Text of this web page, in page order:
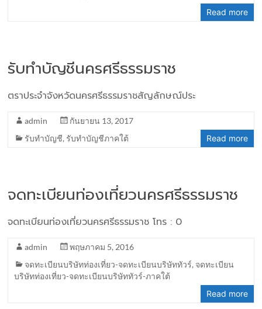
Read more
รับทำบัญชีนครศรีธรรมราช
ตราประจำจังหวัดนครศรีธรรมราชสัญลักษณ์ประ
admin
กันยายน 13, 2017
รับทำบัญชี, รับทำบัญชีภาคใต้ Read more
จดทะเบียนท่องเที่ยวนครศรีธรรมราช
จดทะเบียนท่องเที่ยวนครศรีธรรมราช โทร : 0
admin
พฤษภาคม 5, 2016
จดทะเบียนบริษัทท่องเที่ยว-จดทะเบียนบริษัททัวร์, จดทะเบียน
บริษัทท่องเที่ยว-จดทะเบียนบริษัททัวร์-ภาคใต้
Read more